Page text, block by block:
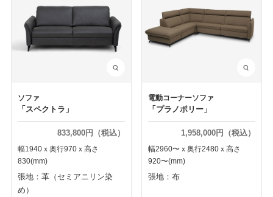
ソファ
「スペクトラ」
833,800円（税込）
幅1940ｘ奥行970ｘ高さ
830(mm)
張地：革（セミアニリン染
め）
電動コーナーソファ
「プラノポリー」
1,958,000円（税込）
幅2960〜ｘ奥行2480ｘ高さ
920〜(mm)
張地：布